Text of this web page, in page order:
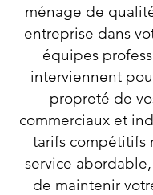
ménage de
entreprise dans
équipes
interviennent
propreté de
commerciaux et
tarifs compétitifs
service
de maintenir